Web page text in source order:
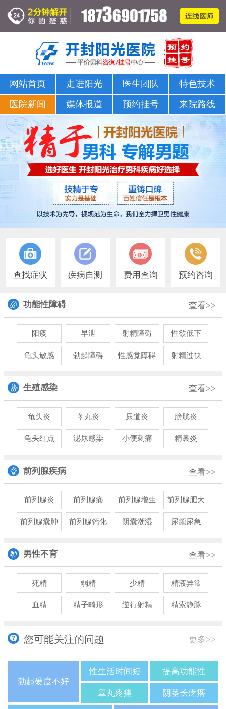
网站首页 走进阳光 医生团队
特色技术
医院新闻
媒体报道 预约挂号 来院路线
查找症状 疾病自测 费用查询 预约咨询
功能性障碍 查看>>
阳痿 早泄 射精障碍 性欲低下
龟头敏感 勃起障碍 性感觉障碍 射精过快
生殖感染 查看>>
龟头炎 睾丸炎 尿道炎 膀胱炎
龟头红点 泌尿感染 小便刺痛 精囊炎
前列腺疾病 查看>>
前列腺炎 前列腺痛 前列腺增生 前列腺肥大
前列腺囊肿 前列腺钙化 阴囊潮湿 尿频尿急
男性不育 查看>>
死精 弱精 少精 精液异常
血精 精子畸形 逆行射精 精索静脉
您可能关注的问题 更多>>
勃起硬度不好
性生活时间短 提高功能性
睾丸疼痛 阴茎长疙瘩